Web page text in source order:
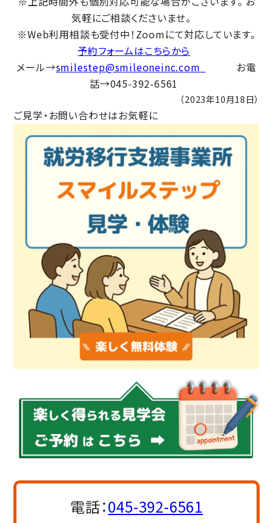
気軽にご相談くださいませ。
※Web利用相談も受付中！Zoomにて対応しています。
予約フォームはこちらから
メール→smilestep@smileoneinc.com
お電
話→045-392-6561
（2023年10月18日）
ご見学・お問い合わせはお気軽に
電話：045-392-6561